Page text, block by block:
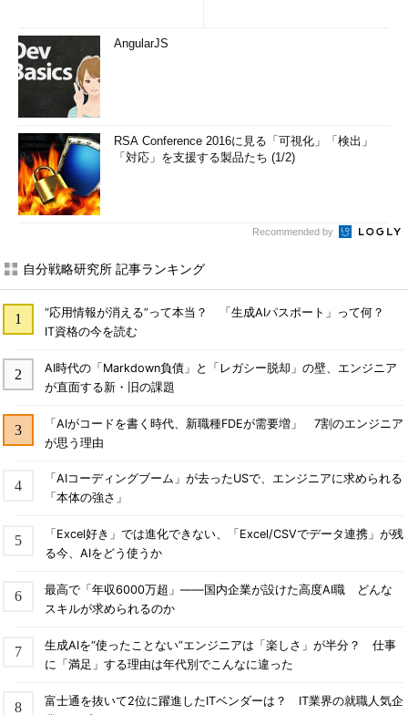
AngularJS
RSA Conference 2016に見る「可視化」「検出」
「対応」を支援する製品たち (1/2)
Recommended by
自分戦略研究所 記事ランキング
“応用情報が消える”って本当？ 「生成AIパスポート」って何？
IT資格の今を読む
AI時代の「Markdown負債」と「レガシー脱却」の壁、エンジニア
が直面する新・旧の課題
「AIがコードを書く時代、新職種FDEが需要増」 7割のエンジニア
が思う理由
「AIコーディングブーム」が去ったUSで、エンジニアに求められる
「本体の強さ」
「Excel好き」では進化できない、「Excel/CSVでデータ連携」が残
る今、AIをどう使うか
最高で「年収6000万超」――国内企業が設けた高度AI職 どんな
スキルが求められるのか
生成AIを“使ったことない”エンジニアは「楽しさ」が半分？ 仕事
に「満足」する理由は年代別でこんなに違った
富士通を抜いて2位に躍進したITベンダーは？ IT業界の就職人気企